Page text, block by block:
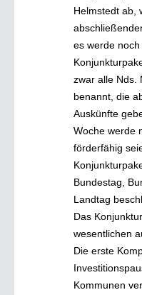
Helmstedt ab,
es werde
zwar alle Nds.
benannt, die
Auskünfte
Woche werde
förderfähig
Bundestag,
Landtag
Das
wesentlichen
Die erste
Kommunen